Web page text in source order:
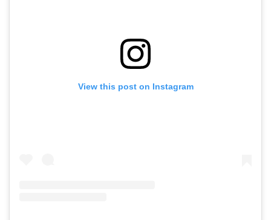
View this post on Instagram